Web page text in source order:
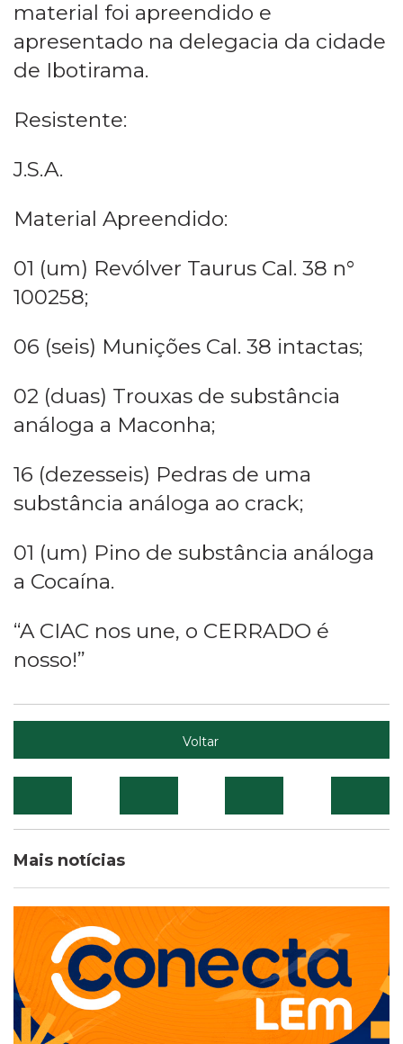
material foi apreendido e
apresentado na delegacia da cidade
de Ibotirama.
Resistente:
J.S.A.
Material Apreendido:
01 (um) Revólver Taurus Cal. 38 n°
100258;
06 (seis) Munições Cal. 38 intactas;
02 (duas) Trouxas de substância
análoga a Maconha;
16 (dezesseis) Pedras de uma
substância análoga ao crack;
01 (um) Pino de substância análoga
a Cocaína.
“A CIAC nos une, o CERRADO é
nosso!”
Voltar
Mais notícias